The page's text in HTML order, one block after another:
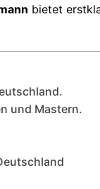
bietet
und Mastern.